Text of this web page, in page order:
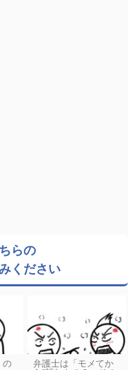
らの
ください
の 弁護士は「モメてか